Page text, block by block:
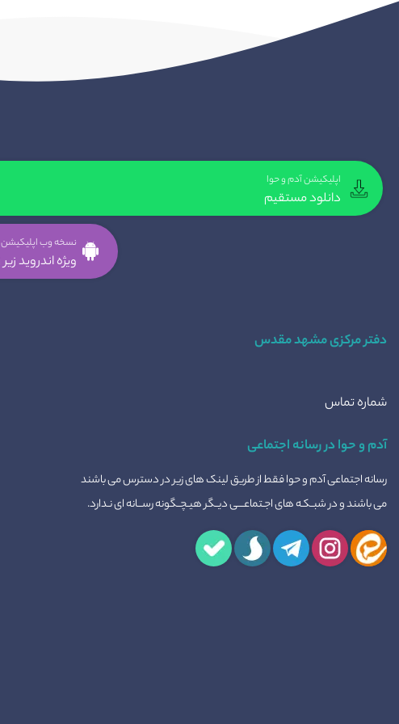
اپلیکیشن آدم و حوا
دانلود مستقیم
نسخه وب اپلیکیشن
ویژه اندروید زیر 5.1
دفتر مرکزی مشهد مقدس
شماره تماس
آدم و حوا در رسانه اجتماعی
رسانه اجتماعی آدم و حوا فقط از طریق لینک های زیر در دسترس می باشند
می باشند و در شبــکـه های اجـتماعــــی دیــگر هیـچــگونه رســـانه ای نـدارد.